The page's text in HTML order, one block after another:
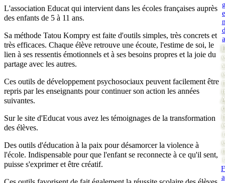
L'association Educat qui intervient dans les écoles françaises auprès
des enfants de 5 à 11 ans.
Sa méthode Tatou Kompry est faite d'outils simples, très concrets et
très efficaces. Chaque élève retrouve une écoute, l'estime de soi, le
lien à ses ressentis émotionnels et à ses besoins propres et la joie du
partage avec les autres.
Ces outils de développement psychosociaux peuvent facilement être
repris par les enseignants pour continuer son action les années
suivantes.
Sur le site d'Educat vous avez les témoignages de la transformation
des élèves.
Des outils d'éducation à la paix pour désamorcer la violence à
l'école. Indispensable pour que l'enfant se reconnecte à ce qu'il sent,
puisse s'exprimer et être créatif.
e
a
e
e
é
r
e
t
F
a